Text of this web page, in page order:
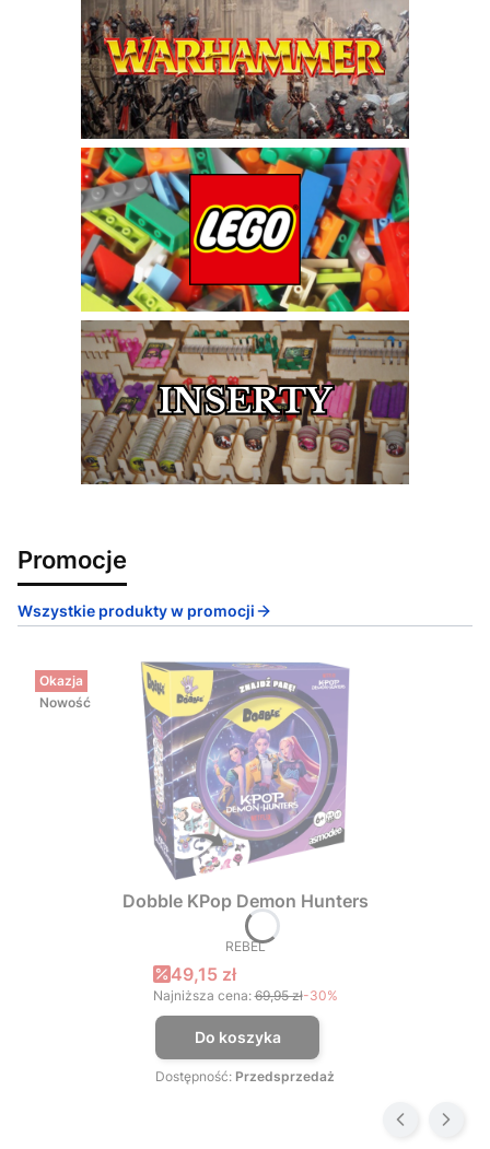
Promocje
Wszystkie produkty w promocji
Okazja
Nowość
Dobble KPop Demon Hunters
PRODUCENT
REBEL
Cena promocyjna
49,15 zł
Najniższa cena: 69,95 zł-30%
Do koszyka
Dostępność: Przedsprzedaż